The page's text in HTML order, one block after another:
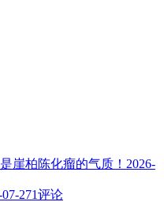
崖柏陈化瘤的气质！ 2026-
07-271评论